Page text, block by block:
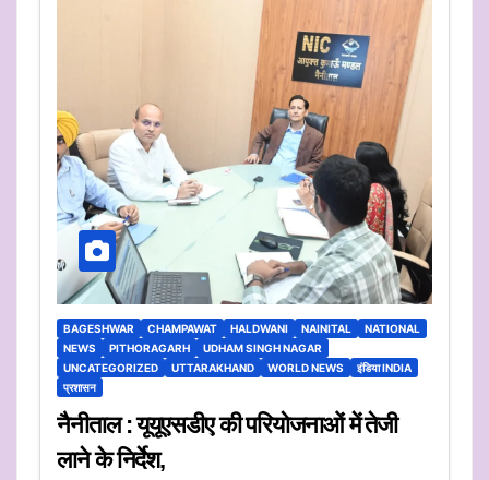
BAGESHWAR CHAMPAWAT HALDWANI NAINITAL
NATIONAL
NEWS
PITHORAGARH
UDHAM SINGH NAGAR
UNCATEGORIZED
UTTARAKHAND WORLD NEWS
इंडिया INDIA
प्रशासन
नैनीताल : यूयूएसडीए की परियोजनाओं में तेजी
लाने के निर्देश,